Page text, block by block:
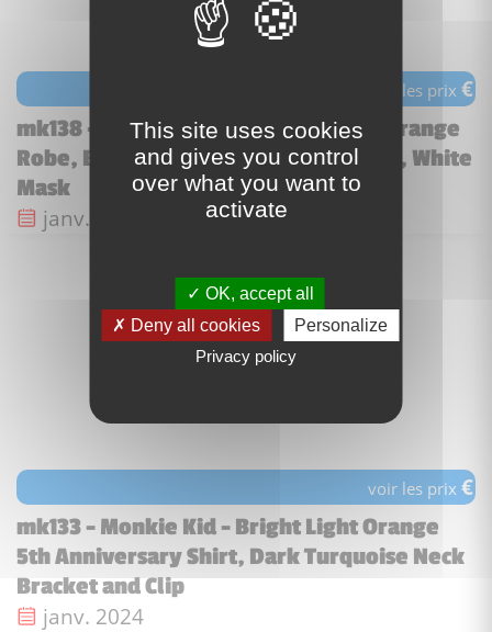
voir les prix €
mk138 - Monkey King - Bright Light Orange
Robe, Black Animal Stripes, Red Sash, White
Mask
Date de sortie :
janv. 2024
voir les prix €
mk133 - Monkie Kid - Bright Light Orange
5th Anniversary Shirt, Dark Turquoise Neck
Bracket and Clip
Date de sortie :
janv. 2024
This site uses cookies
and gives you control
over what you want to
activate
OK, accept all
Deny all cookies
Personalize
Privacy policy